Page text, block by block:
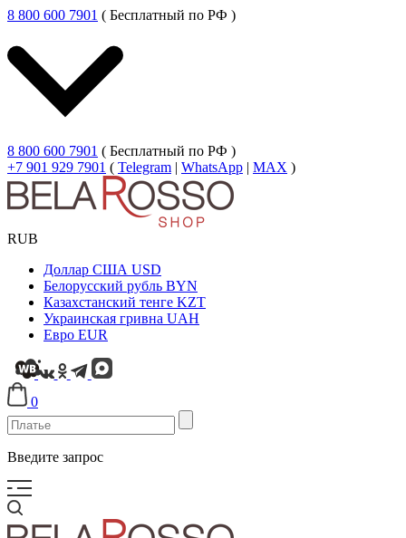
8 800 600 7901 ( Бесплатный по РФ )
8 800 600 7901 ( Бесплатный по РФ )
+7 901 929 7901 ( Telegram | WhatsApp | MAX )
RUB
Доллар США USD
Белорусский рубль BYN
Казахстанский тенге KZT
Украинская гривна UAH
Евро EUR
0
Введите запрос